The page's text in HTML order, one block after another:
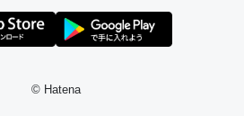
るはず……
歳と僕。ITツール導入でコミュニケーションが劇
© Hatena